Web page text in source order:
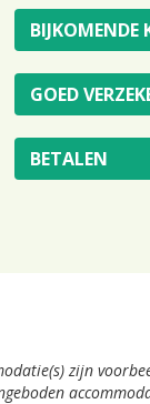
BIJKOMENDE
GOED
BETALEN
zijn